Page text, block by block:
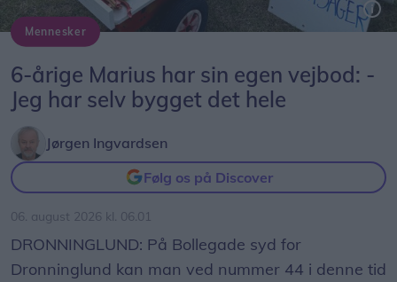
Mennesker
6-årige Marius har sin egen vejbod: -
Jeg har selv bygget det hele
Jørgen Ingvardsen
Følg os på Discover
06. august 2026 kl. 06.01
DRONNINGLUND: På Bollegade syd for
Dronninglund kan man ved nummer 44 i denne tid